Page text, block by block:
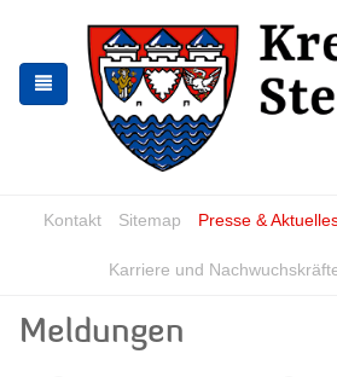
springen
springen
Kontakt Sitemap Presse &
Karriere und
Meldungen